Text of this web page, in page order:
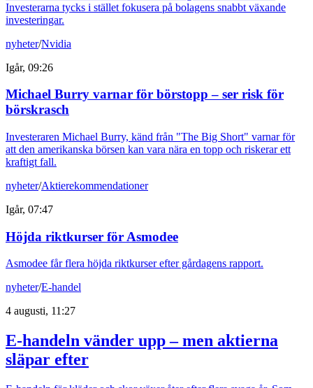
Investerarna tycks i stället fokusera på bolagens snabbt växande
investeringar.
nyheter/Nvidia
Igår, 09:26
Michael Burry varnar för börstopp – ser risk för
börskrasch
Investeraren Michael Burry, känd från "The Big Short" varnar för
att den amerikanska börsen kan vara nära en topp och riskerar ett
kraftigt fall.
nyheter/Aktierekommendationer
Igår, 07:47
Höjda riktkurser för Asmodee
Asmodee får flera höjda riktkurser efter gårdagens rapport.
nyheter/E-handel
4 augusti, 11:27
E-handeln vänder upp – men aktierna
släpar efter